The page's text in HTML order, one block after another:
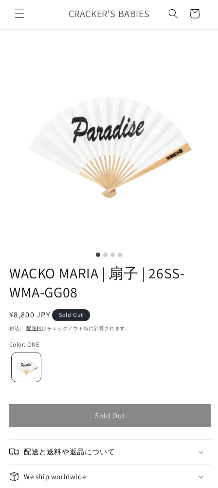
ンツに
進む
CRACKER'S BABIES
ー
WACKO MARIA | 扇子 | 26SS-
WMA-GG08
通
常
格
¥8,800 JPY Sold Out
税込。 配送料はチェックアウト時に計算されます。
Color: ONE
Sold Out
配送と送料や返品について
We ship worldwide